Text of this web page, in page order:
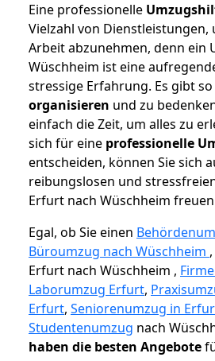
Eine professionelle
Vielzahl von Dienstleistungen,
Arbeit abzunehmen, denn ein
Wüschheim ist eine
stressige Erfahrung. Es gibt so
organisieren und zu
einfach die Zeit, um alles zu
sich für eine professionelle
entscheiden, können Sie sich
reibungslosen und
Erfurt nach Wüschheim
Egal, ob Sie einen
Büroumzug nach Wüschheim ,
Erfurt nach Wüschheim ,
Laborumzug Erfurt,
Erfurt, Seniorenumzug in
Studentenumzug nach
haben die besten Angebote